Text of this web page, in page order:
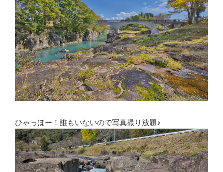
ひゃっほー！誰もいないので写真撮り放題♪